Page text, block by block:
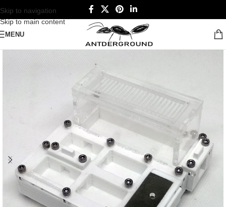
Skip to navigation
Skip to main content
MENU